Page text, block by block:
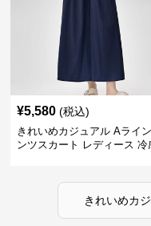
¥5,580 (税込)
きれいめカジュアル Aライ
ンツスカート レディース 冷
きれいめカ